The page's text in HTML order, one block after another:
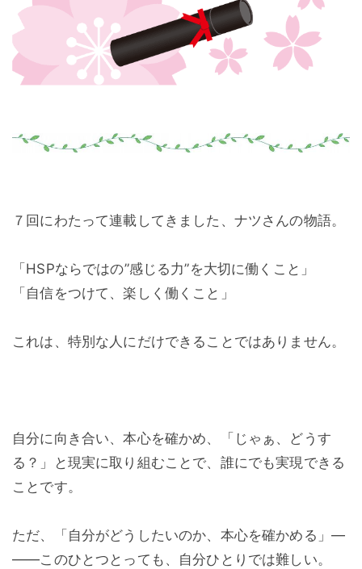
７回にわたって連載してきました、ナツさんの物語。
「HSPならではの”感じる力”を大切に働くこと」
「自信をつけて、楽しく働くこと」
これは、特別な人にだけできることではありません。
自分に向き合い、本心を確かめ、「じゃぁ、どうす
る？」と現実に取り組むことで、誰にでも実現できる
ことです。
ただ、「自分がどうしたいのか、本心を確かめる」―
――このひとつとっても、自分ひとりでは難しい。